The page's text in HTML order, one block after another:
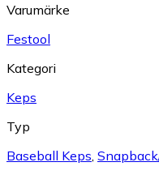
Varumärke
Festool
Kategori
Keps
Typ
Baseball Keps